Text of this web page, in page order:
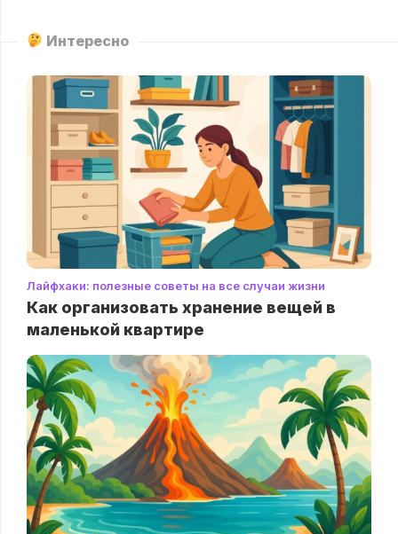
Интересно
Лайфхаки: полезные советы на все случаи жизни
Как организовать хранение вещей в
маленькой квартире